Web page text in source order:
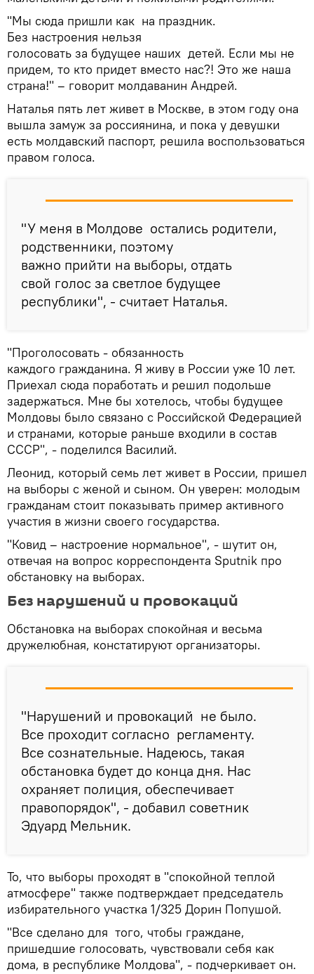
"Мы сюда пришли как на праздник.
Без настроения нельзя
голосовать за будущее наших детей. Если мы не
придем, то кто придет вместо нас?! Это же наша
страна!" – говорит молдаванин Андрей.
Наталья пять лет живет в Москве, в этом году она
вышла замуж за россиянина, и пока у девушки
есть молдавский паспорт, решила воспользоваться
правом голоса.
"У меня в Молдове остались родители,
родственники, поэтому
важно прийти на выборы, отдать
свой голос за светлое будущее
республики", - считает Наталья.
"Проголосовать - обязанность
каждого гражданина. Я живу в России уже 10 лет.
Приехал сюда поработать и решил подольше
задержаться. Мне бы хотелось, чтобы будущее
Молдовы было связано с Российской Федерацией
и странами, которые раньше входили в состав
СССР", - поделился Василий.
Леонид, который семь лет живет в России, пришел
на выборы с женой и сыном. Он уверен: молодым
гражданам стоит показывать пример активного
участия в жизни своего государства.
"Ковид – настроение нормальное", - шутит он,
отвечая на вопрос корреспондента Sputnik про
обстановку на выборах.
Без нарушений и провокаций
Обстановка на выборах спокойная и весьма
дружелюбная, констатируют организаторы.
"Нарушений и провокаций не было.
Все проходит согласно регламенту.
Все сознательные. Надеюсь, такая
обстановка будет до конца дня. Нас
охраняет полиция, обеспечивает
правопорядок", - добавил советник
Эдуард Мельник.
То, что выборы проходят в "спокойной теплой
атмосфере" также подтверждает председатель
избирательного участка 1/325 Дорин Попушой.
"Все сделано для того, чтобы граждане,
пришедшие голосовать, чувствовали себя как
дома, в республике Молдова", - подчеркивает он.